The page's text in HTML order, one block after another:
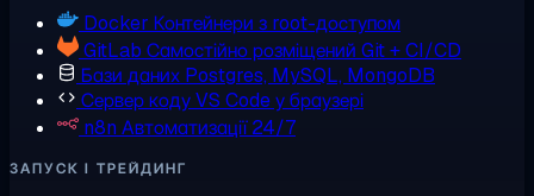
Docker Контейнери з root-доступом
GitLab Самостійно розміщений Git + CI/CD
Бази даних Postgres, MySQL, MongoDB
Сервер кодуVS Code у браузері
n8n Автоматизації 24/7
ЗАПУСК І ТРЕЙДИНГ